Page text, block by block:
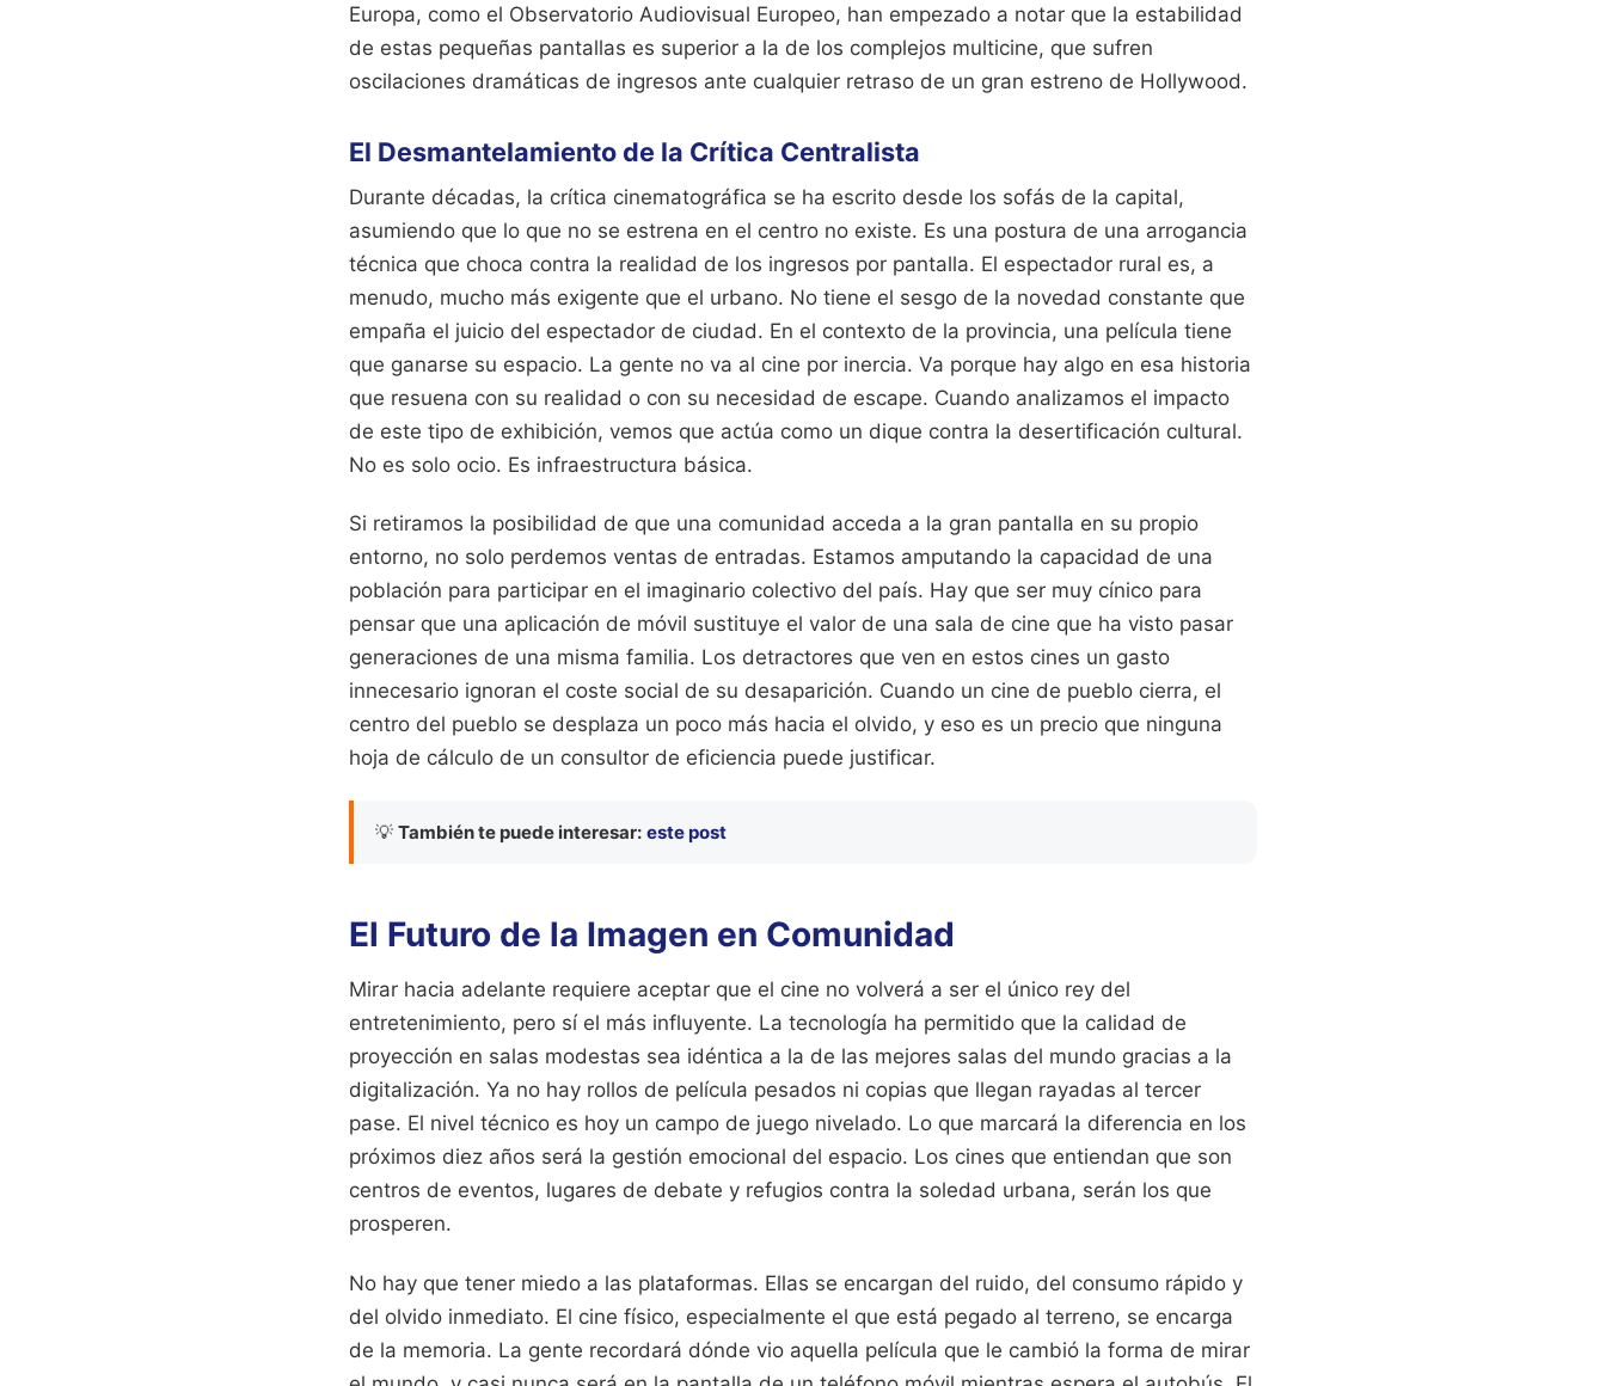
Europa, como el Observatorio Audiovisual Europeo, han empezado a notar que la estabilidad
de estas pequeñas pantallas es superior a la de los complejos multicine, que sufren
oscilaciones dramáticas de ingresos ante cualquier retraso de un gran estreno de Hollywood.
El Desmantelamiento de la Crítica Centralista
Durante décadas, la crítica cinematográfica se ha escrito desde los sofás de la capital,
asumiendo que lo que no se estrena en el centro no existe. Es una postura de una arrogancia
técnica que choca contra la realidad de los ingresos por pantalla. El espectador rural es, a
menudo, mucho más exigente que el urbano. No tiene el sesgo de la novedad constante que
empaña el juicio del espectador de ciudad. En el contexto de la provincia, una película tiene
que ganarse su espacio. La gente no va al cine por inercia. Va porque hay algo en esa historia
que resuena con su realidad o con su necesidad de escape. Cuando analizamos el impacto
de este tipo de exhibición, vemos que actúa como un dique contra la desertificación cultural.
No es solo ocio. Es infraestructura básica.
Si retiramos la posibilidad de que una comunidad acceda a la gran pantalla en su propio
entorno, no solo perdemos ventas de entradas. Estamos amputando la capacidad de una
población para participar en el imaginario colectivo del país. Hay que ser muy cínico para
pensar que una aplicación de móvil sustituye el valor de una sala de cine que ha visto pasar
generaciones de una misma familia. Los detractores que ven en estos cines un gasto
innecesario ignoran el coste social de su desaparición. Cuando un cine de pueblo cierra, el
centro del pueblo se desplaza un poco más hacia el olvido, y eso es un precio que ninguna
hoja de cálculo de un consultor de eficiencia puede justificar.
💡 También te puede interesar: este post
El Futuro de la Imagen en Comunidad
Mirar hacia adelante requiere aceptar que el cine no volverá a ser el único rey del
entretenimiento, pero sí el más influyente. La tecnología ha permitido que la calidad de
proyección en salas modestas sea idéntica a la de las mejores salas del mundo gracias a la
digitalización. Ya no hay rollos de película pesados ni copias que llegan rayadas al tercer
pase. El nivel técnico es hoy un campo de juego nivelado. Lo que marcará la diferencia en los
próximos diez años será la gestión emocional del espacio. Los cines que entiendan que son
centros de eventos, lugares de debate y refugios contra la soledad urbana, serán los que
prosperen.
No hay que tener miedo a las plataformas. Ellas se encargan del ruido, del consumo rápido y
del olvido inmediato. El cine físico, especialmente el que está pegado al terreno, se encarga
de la memoria. La gente recordará dónde vio aquella película que le cambió la forma de mirar